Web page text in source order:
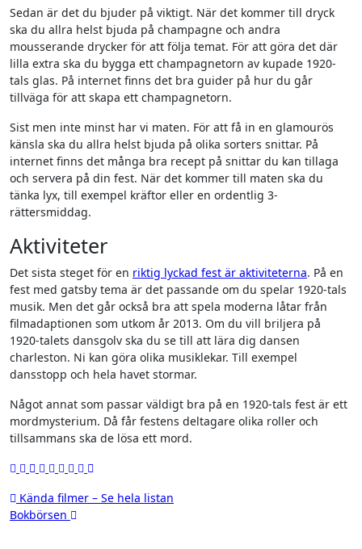
Sedan är det du bjuder på viktigt. När det kommer till dryck
ska du allra helst bjuda på champagne och andra
mousserande drycker för att följa temat. För att göra det där
lilla extra ska du bygga ett champagnetorn av kupade 1920-
tals glas. På internet finns det bra guider på hur du går
tillväga för att skapa ett champagnetorn.
Sist men inte minst har vi maten. För att få in en glamourös
känsla ska du allra helst bjuda på olika sorters snittar. På
internet finns det många bra recept på snittar du kan tillaga
och servera på din fest. När det kommer till maten ska du
tänka lyx, till exempel kräftor eller en ordentlig 3-
rättersmiddag.
Aktiviteter
Det sista steget för en riktig lyckad fest är aktiviteterna. På en
fest med gatsby tema är det passande om du spelar 1920-tals
musik. Men det går också bra att spela moderna låtar från
filmadaptionen som utkom år 2013. Om du vill briljera på
1920-talets dansgolv ska du se till att lära dig dansen
charleston. Ni kan göra olika musiklekar. Till exempel
dansstopp och hela havet stormar.
Något annat som passar väldigt bra på en 1920-tals fest är ett
mordmysterium. Då får festens deltagare olika roller och
tillsammans ska de lösa ett mord.
Inläggsnavigering
Kända filmer – Se hela listan
Bokbörsen